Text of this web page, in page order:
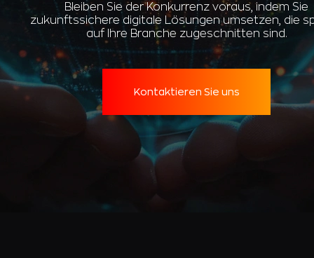
Bleiben Sie der Konkurrenz voraus, indem Sie
zukunftssichere digitale Lösungen umsetzen, die
auf Ihre Branche zugeschnitten sind.
Kontaktieren Sie uns